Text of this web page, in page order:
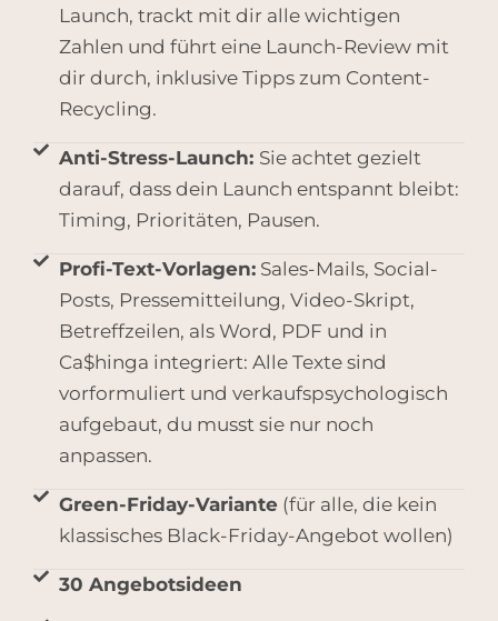
Launch, trackt mit dir alle wichtigen
Zahlen und führt eine Launch-Review mit
dir durch, inklusive Tipps zum Content-
Recycling.
Anti-Stress-Launch: Sie achtet gezielt
darauf, dass dein Launch entspannt bleibt:
Timing, Prioritäten, Pausen.
Profi-Text-Vorlagen:Sales-Mails, Social-
Posts, Pressemitteilung, Video-Skript,
Betreffzeilen, als Word, PDF und in
Ca$hinga integriert: Alle Texte sind
vorformuliert und verkaufspsychologisch
aufgebaut, du musst sie nur noch
anpassen.
Green-Friday-Variante(für alle, die kein
klassisches Black-Friday-Angebot wollen)
30 Angebotsideen